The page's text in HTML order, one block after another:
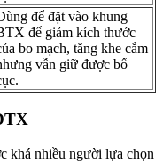
để đặt vào khung
để giảm kích thước
bo mạch, tăng khe cắm
vẫn giữ được bố
khá nhiều người lựa chọn